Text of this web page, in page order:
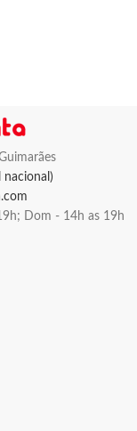
Dom - 14h as 19h